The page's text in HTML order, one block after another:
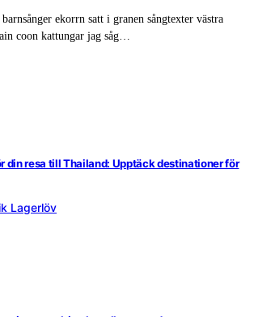
ekorrn satt i granen sångtexter västra
coon kattungar jag såg…
din resa till Thailand: Upptäck destinationer för
Lagerlöv